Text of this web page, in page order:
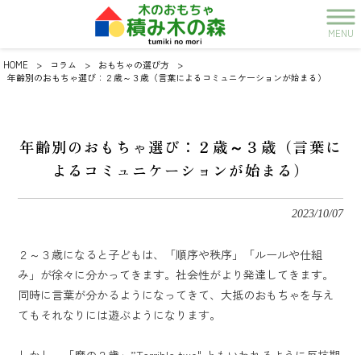
MENU
HOME > コラム > おもちゃの選び方
>
年齢別のおもちゃ選び：２歳～３歳（言葉によるコミュニケーションが始まる）
年齢別のおもちゃ選び：２歳～３歳（言葉に
よるコミュニケーションが始まる）
2023/10/07
２～３歳になると子どもは、「順序や秩序」「ルールや仕組
み」が徐々に分かってきます。社会性がより発達してきます。
同時に言葉が分かるようになってきて、大抵のおもちゃを与え
てもそれなりには遊ぶようになります。